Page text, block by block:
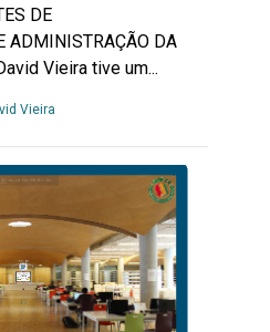
DE
ADMINISTRAÇÃO DA
Vieira tive um...
VieiraLeia